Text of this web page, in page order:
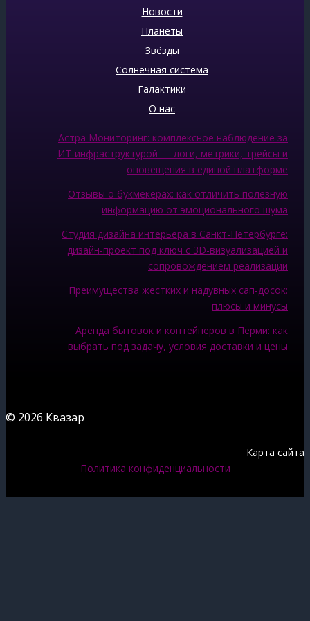
Новости
Планеты
Звёзды
Солнечная система
Галактики
О нас
Астра Мониторинг: комплексное наблюдение за
ИТ‑инфраструктурой — логи, метрики, трейсы и
оповещения в единой платформе
Отзывы о букмекерах: как отличить полезную
информацию от эмоционального шума
Студия дизайна интерьера в Санкт-Петербурге:
дизайн-проект под ключ с 3D-визуализацией и
сопровождением реализации
Преимущества жестких и надувных сап-досок:
плюсы и минусы
Аренда бытовок и контейнеров в Перми: как
выбрать под задачу, условия доставки и цены
© 2026 Квазар
Карта сайта
Политика конфиденциальности